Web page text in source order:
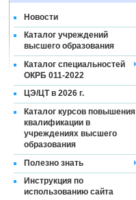
Новости
Каталог учреждений
высшего образования
Каталог специальностей
ОКРБ 011-2022
ЦЭ/ЦТ в 2026 г.
Каталог курсов повышения
квалификации в
учреждениях высшего
образования
Полезно знать
Инструкция по
использованию сайта